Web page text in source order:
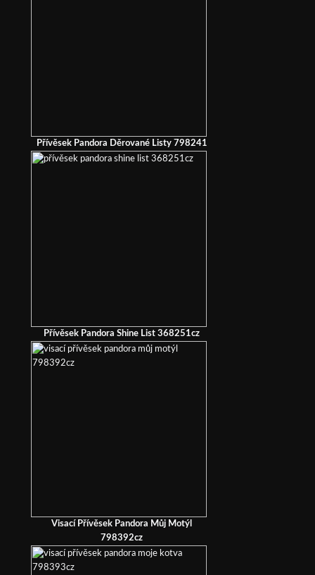
Přívěsek Pandora Děrované Listy 798241
Přívěsek Pandora Shine List 368251cz
Visací Přívěsek Pandora Můj Motýl
798392cz